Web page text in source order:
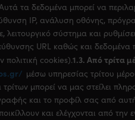
τα δεδομένα μπορεί να
IP, ανάλυση οθόνης,
λειτουργικό σύστημα και
URL καθώς και δεδομένα
πολιτική cookies).1.3. Από τρίτα
μέσω υπηρεσίας τρίτου
μπορεί να μας στείλει
και το προφίλ σας από
και ελέγχονται από